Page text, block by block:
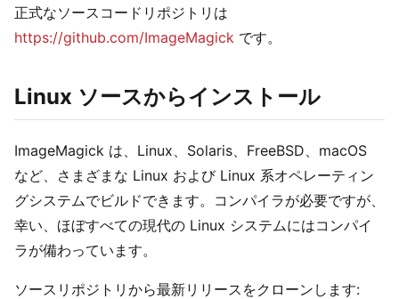
正式なソースコードリポジトリは
https://github.com/ImageMagick です。
Linux ソースからインストール
ImageMagick は、Linux、Solaris、FreeBSD、macOS
など、さまざまな Linux および Linux 系オペレーティン
グシステムでビルドできます。コンパイラが必要ですが、
幸い、ほぼすべての現代の Linux システムにはコンパイ
ラが備わっています。
ソースリポジトリから最新リリースをクローンします: